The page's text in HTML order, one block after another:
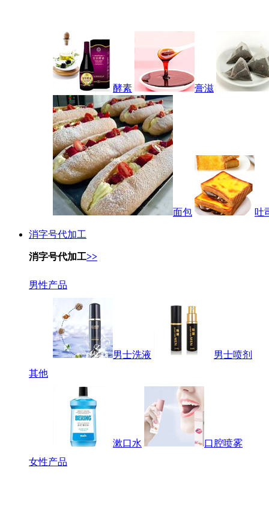
酵素 膏滋
面包 吐
消字号代加工
消字号代加工>>
男性产品
男士洗液
男士喷剂
其他
漱口水
口腔喷雾
女性产品